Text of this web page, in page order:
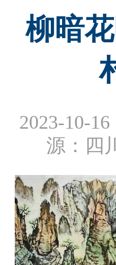
柳暗
2023-10-16
源：四